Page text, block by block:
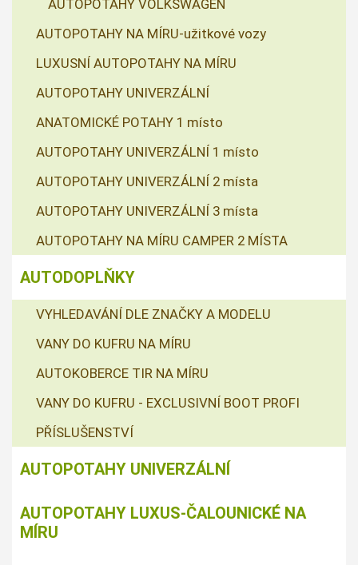
AUTOPOTAHY VOLKSWAGEN
AUTOPOTAHY NA MÍRU-užitkové vozy
LUXUSNÍ AUTOPOTAHY NA MÍRU
AUTOPOTAHY UNIVERZÁLNÍ
ANATOMICKÉ POTAHY 1 místo
AUTOPOTAHY UNIVERZÁLNÍ 1 místo
AUTOPOTAHY UNIVERZÁLNÍ 2 místa
AUTOPOTAHY UNIVERZÁLNÍ 3 místa
AUTOPOTAHY NA MÍRU CAMPER 2 MÍSTA
AUTODOPLŇKY
VYHLEDAVÁNÍ DLE ZNAČKY A MODELU
VANY DO KUFRU NA MÍRU
AUTOKOBERCE TIR NA MÍRU
VANY DO KUFRU - EXCLUSIVNÍ BOOT PROFI
PŘÍSLUŠENSTVÍ
AUTOPOTAHY UNIVERZÁLNÍ
AUTOPOTAHY LUXUS-ČALOUNICKÉ NA
MÍRU